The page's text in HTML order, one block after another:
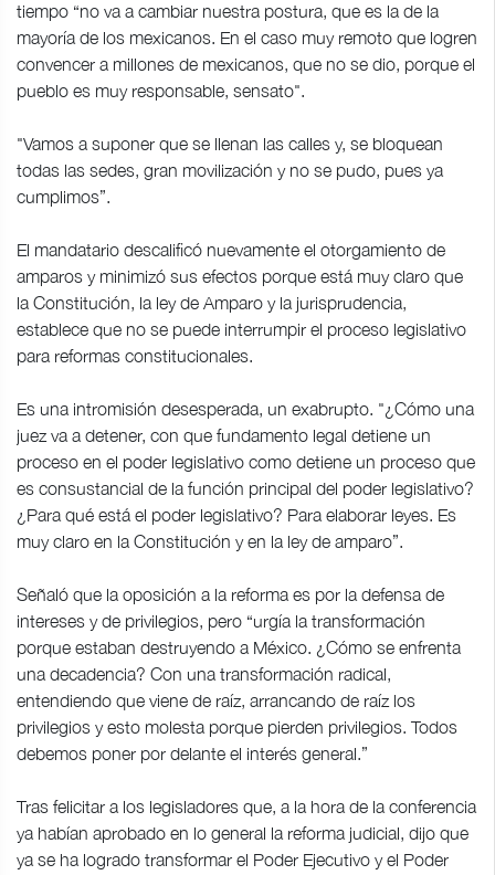
tiempo “no va a cambiar nuestra postura, que es la de la
mayoría de los mexicanos. En el caso muy remoto que logren
convencer a millones de mexicanos, que no se dio, porque el
pueblo es muy responsable, sensato".
"Vamos a suponer que se llenan las calles y, se bloquean
todas las sedes, gran movilización y no se pudo, pues ya
cumplimos”.
El mandatario descalificó nuevamente el otorgamiento de
amparos y minimizó sus efectos porque está muy claro que
la Constitución, la ley de Amparo y la jurisprudencia,
establece que no se puede interrumpir el proceso legislativo
para reformas constitucionales.
Es una intromisión desesperada, un exabrupto. "¿Cómo una
juez va a detener, con que fundamento legal detiene un
proceso en el poder legislativo como detiene un proceso que
es consustancial de la función principal del poder legislativo?
¿Para qué está el poder legislativo? Para elaborar leyes. Es
muy claro en la Constitución y en la ley de amparo”.
Señaló que la oposición a la reforma es por la defensa de
intereses y de privilegios, pero “urgía la transformación
porque estaban destruyendo a México. ¿Cómo se enfrenta
una decadencia? Con una transformación radical,
entendiendo que viene de raíz, arrancando de raíz los
privilegios y esto molesta porque pierden privilegios. Todos
debemos poner por delante el interés general.”
Tras felicitar a los legisladores que, a la hora de la conferencia
ya habían aprobado en lo general la reforma judicial, dijo que
ya se ha logrado transformar el Poder Ejecutivo y el Poder